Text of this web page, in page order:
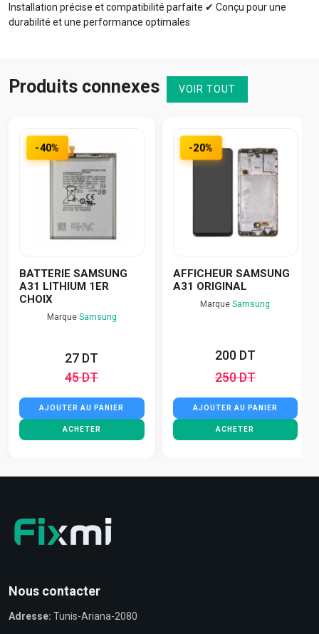
Installation précise et compatibilité parfaite ✔ Conçu pour une
durabilité et une performance optimales
Produits connexes VOIR TOUT
-40%
BATTERIE SAMSUNG
A31 LITHIUM 1ER
CHOIX
Marque Samsung
27 DT
45 DT
AJOUTER AU PANIER
ACHETER
-20%
AFFICHEUR SAMSUNG
A31 ORIGINAL
MarqueSamsung
200 DT
250 DT
AJOUTER AU PANIER
ACHETER
Nous contacter
Adresse: Tunis-Ariana-2080